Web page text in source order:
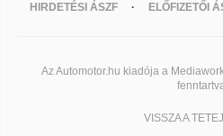
HIRDETÉSI ÁSZF
ELŐFIZETŐI
Az Automotor.hu kiadója a
VISSZA A